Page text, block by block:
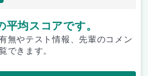
均スコアです。
無やテスト情報、先輩のコメン
できます。